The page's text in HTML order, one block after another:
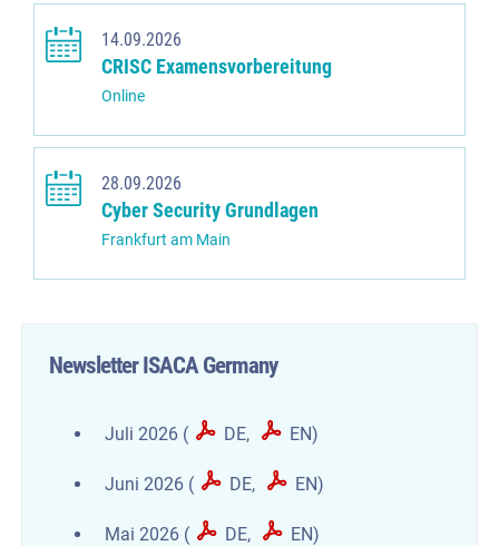
14.09.2026
CRISC Examensvorbereitung
Online
28.09.2026
Cyber Security Grundlagen
Frankfurt am Main
Newsletter ISACA Germany
Juli 2026 ( DE, EN)
Juni 2026 ( DE, EN)
Mai 2026 ( DE, EN)